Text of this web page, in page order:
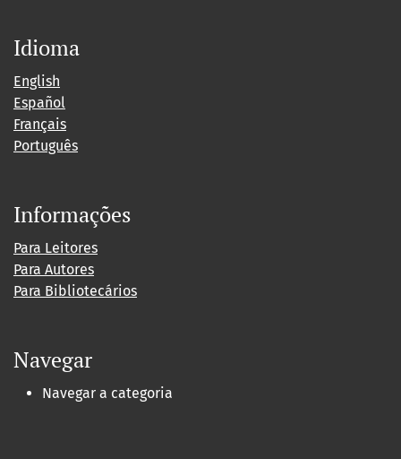
Idioma
English
Español
Français
Português
Informações
Para Leitores
Para Autores
Para Bibliotecários
Navegar
Navegar a categoria